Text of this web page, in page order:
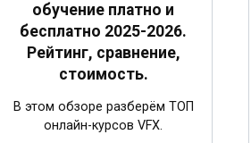
обучение платно и
бесплатно 2025-2026.
Рейтинг, сравнение,
стоимость.
В этом обзоре разберём ТОП
онлайн-курсов VFX.